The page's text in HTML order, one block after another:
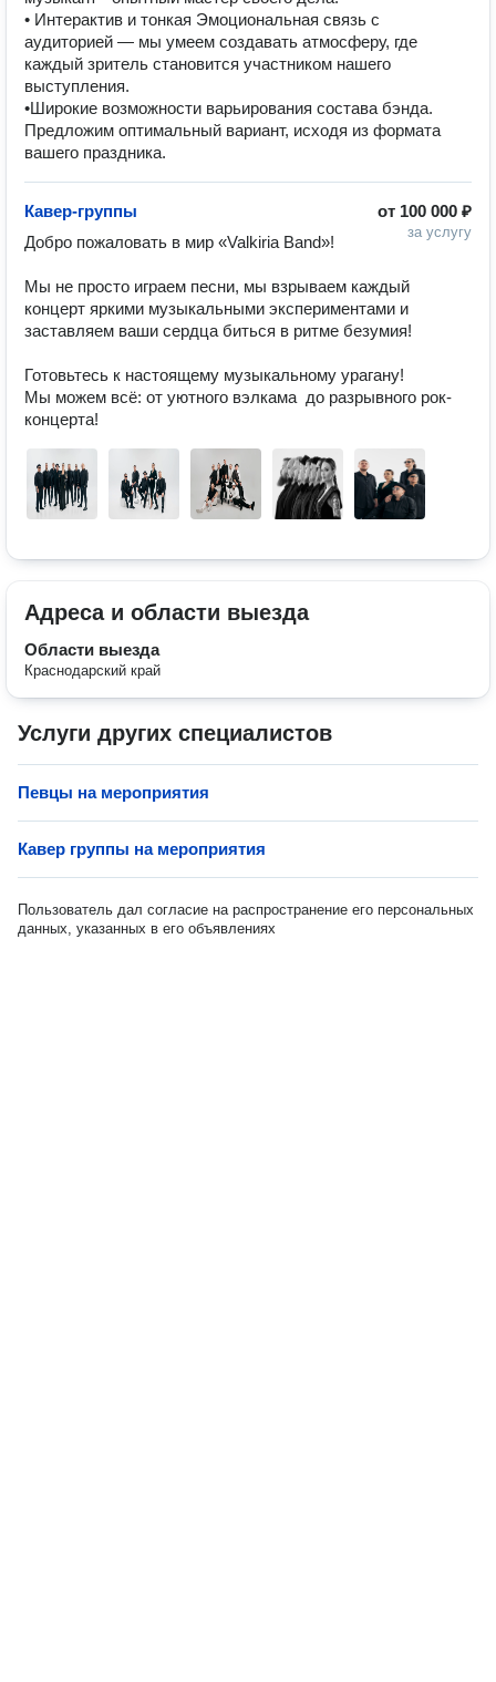
• Интерактив и тонкая Эмоциональная связь с
аудиторией — мы умеем создавать атмосферу, где
каждый зритель становится участником нашего
выступления.
•Широкие возможности варьирования состава бэнда.
Предложим оптимальный вариант, исходя из формата
вашего праздника.
от 100 000 ₽
за услугу
Кавер-группы
Добро пожаловать в мир «Valkiria Band»!
Мы не просто играем песни, мы взрываем каждый
концерт яркими музыкальными экспериментами и
заставляем ваши сердца биться в ритме безумия!
Готовьтесь к настоящему музыкальному урагану!
Мы можем всё: от уютного вэлкама  до разрывного рок-
концерта!
Адреса и области выезда
Области выезда
Краснодарский край
Услуги других специалистов
Певцы на мероприятия
Кавер группы на мероприятия
Пользователь дал согласие на распространение его персональных
данных, указанных в его объявлениях